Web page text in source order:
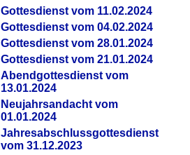
Gottesdienst vom 11.02.2024
Gottesdienst vom 04.02.2024
Gottesdienst vom 28.01.2024
Gottesdienst vom 21.01.2024
Abendgottesdienst vom
13.01.2024
Neujahrsandacht vom
01.01.2024
Jahresabschlussgottesdienst
vom 31.12.2023